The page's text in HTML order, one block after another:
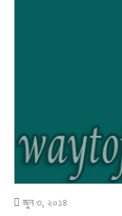
জুন ৩, ২০১৪